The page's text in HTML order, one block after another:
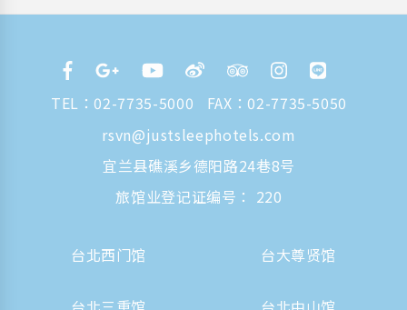
TEL： 02-7735-5000
FAX：02-7735-5050
rsvn@justsleephotels.com
宜兰县礁溪乡德阳路24巷8号
旅馆业登记证编号： 220
台北西门馆 台大尊贤馆